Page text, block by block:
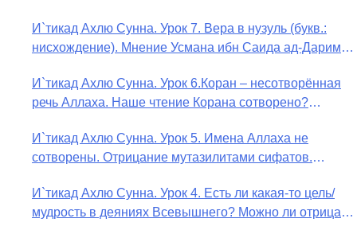
ибн Саида ад-Дарими. Иман – это слова, дела и
познание
И`тикад Ахлю Сунна. Урок 7. Вера в нузуль (букв.:
нисхождение). Мнение Усмана ибн Саида ад-Дарими
описывается физическим движением?
И`тикад Ахлю Сунна. Урок 6.Коран – несотворённая
речь Аллаха. Наше чтение Корана сотворено?
И`тикад Ахлю Сунна. Урок 5. Имена Аллаха не
сотворены. Отрицание мутазилитами сифатов.
И`тикад Ахлю Сунна. Урок 4. Есть ли какая-то цель/
мудрость в деяниях Всевышнего? Можно ли отрицать